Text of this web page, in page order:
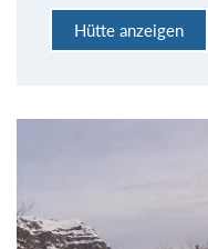
Hütte anzeigen